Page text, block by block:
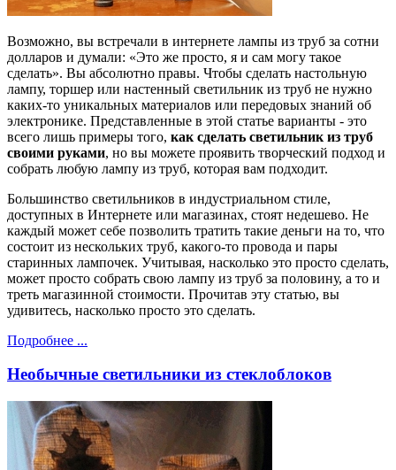
Возможно, вы встречали в интернете лампы из труб за сотни
долларов и думали: «Это же просто, я и сам могу такое
сделать». Вы абсолютно правы. Чтобы сделать настольную
лампу, торшер или настенный светильник из труб не нужно
каких-то уникальных материалов или передовых знаний об
электронике. Представленные в этой статье варианты - это
всего лишь примеры того, как сделать светильник из труб
своими руками, но вы можете проявить творческий подход и
собрать любую лампу из труб, которая вам подходит.
Большинство светильников в индустриальном стиле,
доступных в Интернете или магазинах, стоят недешево. Не
каждый может себе позволить тратить такие деньги на то, что
состоит из нескольких труб, какого-то провода и пары
старинных лампочек. Учитывая, насколько это просто сделать,
может просто собрать свою лампу из труб за половину, а то и
треть магазинной стоимости. Прочитав эту статью, вы
удивитесь, насколько просто это сделать.
Подробнее ...
Необычные светильники из стеклоблоков